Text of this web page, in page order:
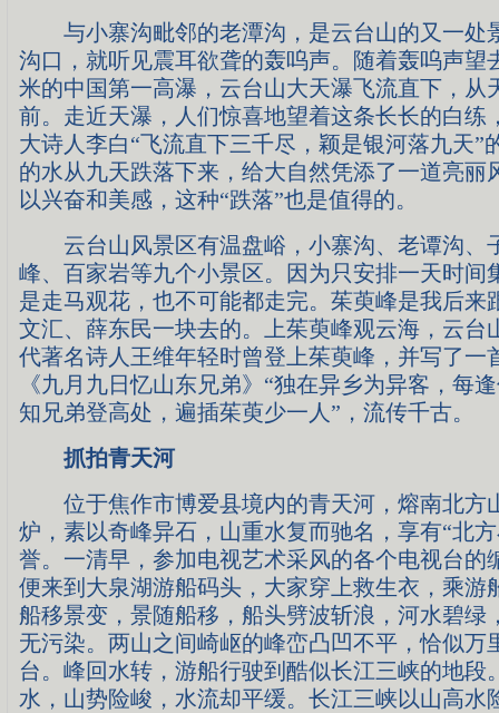
与小寨沟毗邻的老潭沟，是云台山的又一处
沟口，就听见震耳欲聋的轰呜声。随着轰呜声望
米的中国第一高瀑，云台山大天瀑飞流直下，从
前。走近天瀑，人们惊喜地望着这条长长的白练
大诗人李白“飞流直下三千尽，颖是银河落九天”
的水从九天跌落下来，给大自然凭添了一道亮丽
以兴奋和美感，这种“跌落”也是值得的。
云台山风景区有温盘峪，小寨沟、老谭沟、
峰、百家岩等九个小景区。因为只安排一天时间
是走马观花，也不可能都走完。茱萸峰是我后来
文汇、薛东民一块去的。上茱萸峰观云海，云台
代著名诗人王维年轻时曾登上茱萸峰，并写了一
《九月九日忆山东兄弟》“独在异乡为异客，每
知兄弟登高处，遍插茱萸少一人”，流传千古。
抓拍青天河
位于焦作市博爱县境内的青天河，熔南北方
炉，素以奇峰异石，山重水复而驰名，享有“北
誉。一清早，参加电视艺术采风的各个电视台的
便来到大泉湖游船码头，大家穿上救生衣，乘游
船移景变，景随船移，船头劈波斩浪，河水碧绿
无污染。两山之间崎岖的峰峦凸凹不平，恰似万
台。峰回水转，游船行驶到酷似长江三峡的地段
水，山势险峻，水流却平缓。长江三峡以山高水